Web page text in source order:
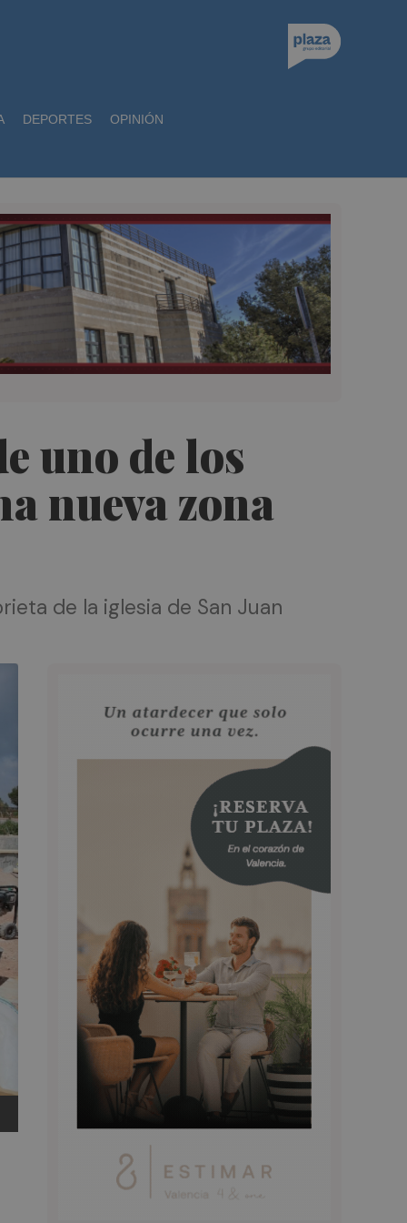
DEPORTES OPINIÓN
uno de los
nueva zona
de la iglesia de San Juan